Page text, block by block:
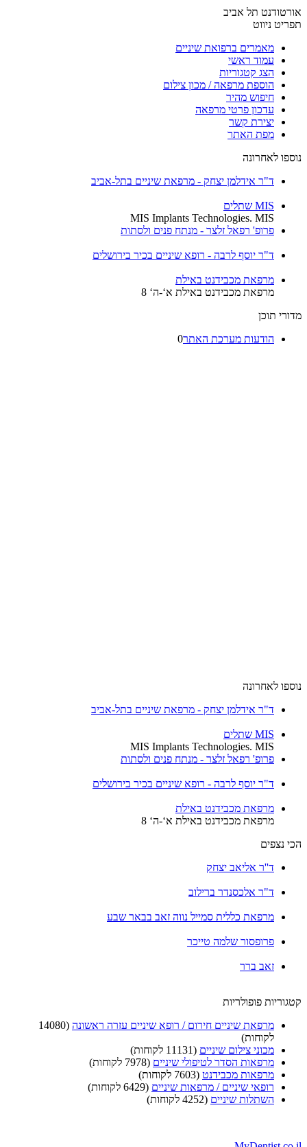
אורטודנט תל אביב
תפריט ניווט
מאמרים ברפואת שיניים
עמוד ראשי
הצג קטגוריות
הוספת מרפאה / מכון צילום
חיפוש מהיר
עדכון פרטי מרפאה
יצירת קשר
מפת האתר
נוספו לאחרונה
ד"ר אידלמן יצחק - מרפאת שיניים בתל-אביב
MIS שתלים
MIS Implants Technologies. MIS
פרופ' רפאל זלצר - מנתח פנים ולסתות
ד"ר יוסף לרבה - רופא שיניים בכיר בירושלים
מרפאת מכבידנט באילת
מרפאת מכבידנט באילת א‘-ה‘ 8
מדורי תוכן
הודעות מערכת האתר0
נוספו לאחרונה
ד"ר אידלמן יצחק - מרפאת שיניים בתל-אביב
MIS שתלים
MIS Implants Technologies. MIS
פרופ' רפאל זלצר - מנתח פנים ולסתות
ד"ר יוסף לרבה - רופא שיניים בכיר בירושלים
מרפאת מכבידנט באילת
מרפאת מכבידנט באילת א‘-ה‘ 8
הכי נצפים
ד''ר אליאב יצחק
ד"ר אלכסנדר ברילוב
מרפאת כללית סמייל נווה זאב בבאר שבע
פרופסור שלמה טייכר
זאב ברר
קטגוריות פופולריות
מרפאת שיניים חירום / רופא שיניים עזרה ראשונה (14080
לקוחות)
מכוני צילום שיניים (11131 לקוחות)
מרפאות הסדר לטיפולי שיניים (7978 לקוחות)
מרפאות מכבידנט (7603 לקוחות)
רופאי שיניים / מרפאות שיניים (6429 לקוחות)
השתלות שיניים (4252 לקוחות)